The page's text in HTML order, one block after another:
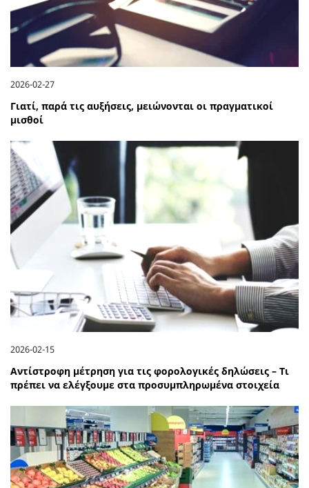
2026-02-27
Γιατί, παρά τις αυξήσεις, μειώνονται οι πραγματικοί
μισθοί
2026-02-15
Αντίστροφη μέτρηση για τις φορολογικές δηλώσεις – Τι
πρέπει να ελέγξουμε στα προσυμπληρωμένα στοιχεία